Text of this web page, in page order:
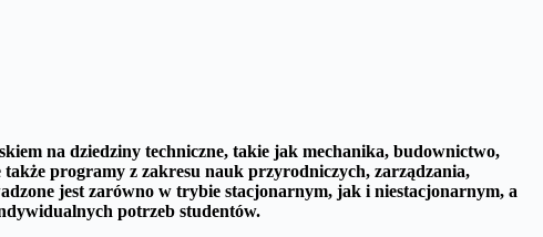
na dziedziny techniczne, takie jak mechanika, budownictwo,
programy z zakresu nauk przyrodniczych, zarządzania,
jest zarówno w trybie stacjonarnym, jak i niestacjonarnym, a
potrzeb studentów.